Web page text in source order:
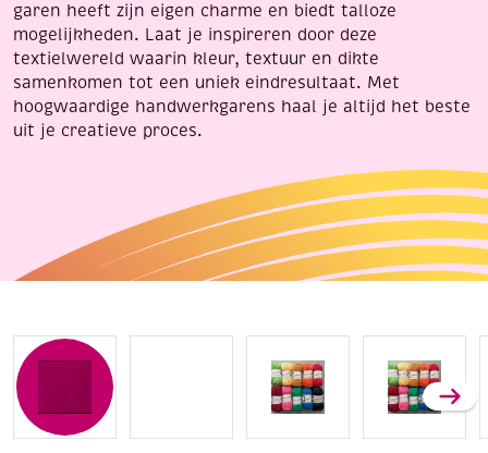
garen heeft zijn eigen charme en biedt talloze
mogelijkheden. Laat je inspireren door deze
textielwereld waarin kleur, textuur en dikte
samenkomen tot een uniek eindresultaat. Met
hoogwaardige handwerkgarens haal je altijd het beste
uit je creatieve proces.